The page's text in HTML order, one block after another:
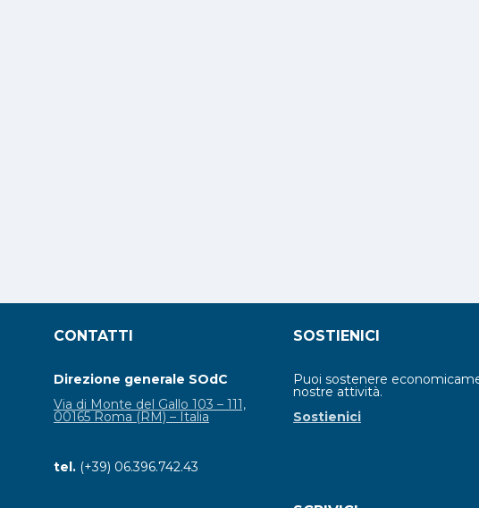
CONTATTI
Direzione generale SOdC
Via di Monte del Gallo 103 – 111,
00165 Roma (RM) – Italia
tel. (+39) 06.396.742.43
SOSTIENICI
Puoi sostenere
nostre attività.
Sostienici